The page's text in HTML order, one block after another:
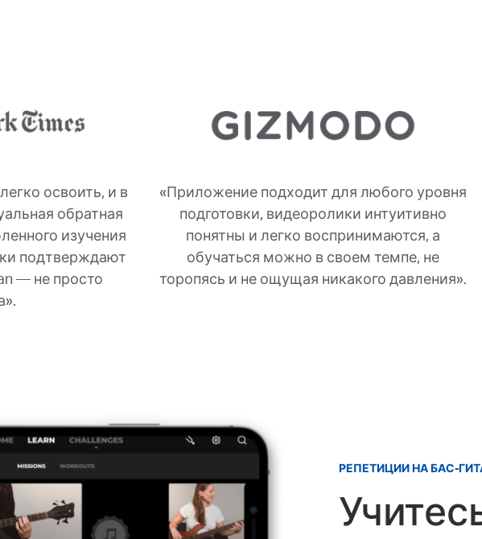
освоить, и в
обратная
изучения
подтверждают
— не просто
«Приложение подходит для любого уровня
подготовки, видеоролики интуитивно
понятны и легко воспринимаются, а
обучаться можно в своем темпе, не
торопясь и не ощущая никакого давления».
РЕПЕТИЦИИ НА БАС-